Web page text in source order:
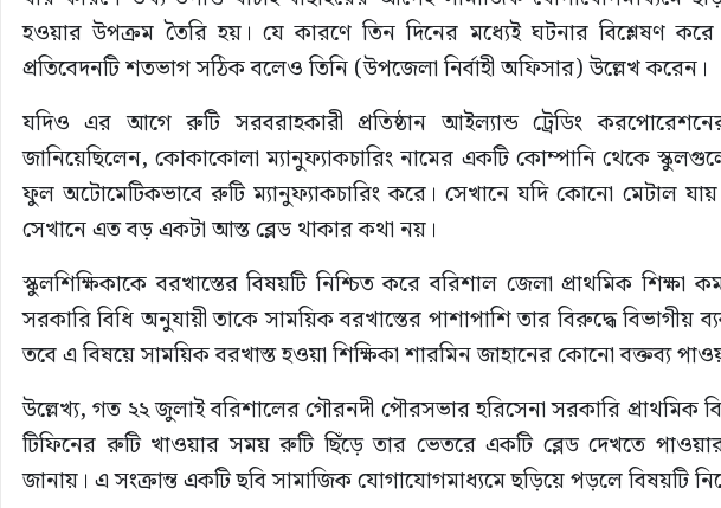
হওয়ার উপক্রম তৈরি হয়। যে কারণে তিন দিনের মধ্যেই ঘটনার বিশ্লেষণ করে
প্রতিবেদনটি শতভাগ সঠিক বলেও তিনি (উপজেলা নির্বাহী অফিসার) উল্লেখ করেন।
যদিও এর আগে রুটি সরবরাহকারী প্রতিষ্ঠান আইল্যান্ড ট্রেডিং
জানিয়েছিলেন, কোকাকোলা ম্যানুফ্যাকচারিং নামের একটি কোম্পানি থেকে
ফুল অটোমেটিকভাবে রুটি ম্যানুফ্যাকচারিং করে। সেখানে যদি কোনো মেটাল যায়
সেখানে এত বড় একটা আস্ত ব্লেড থাকার কথা নয়।
স্কুলশিক্ষিকাকে বরখাস্তের বিষয়টি নিশ্চিত করে বরিশাল জেলা প্রাথমিক শিক্ষা
সরকারি বিধি অনুযায়ী তাকে সাময়িক বরখাস্তের পাশাপাশি তার বিরুদ্ধে বিভাগীয়
তবে এ বিষয়ে সাময়িক বরখাস্ত হওয়া শিক্ষিকা শারমিন জাহানের কোনো বক্তব্য
উল্লেখ্য, গত ২২ জুলাই বরিশালের গৌরনদী পৌরসভার হরিসেনা সরকারি প্রাথমিক
টিফিনের রুটি খাওয়ার সময় রুটি ছিঁড়ে তার ভেতরে একটি ব্লেড দেখতে
জানায়। এ সংক্রান্ত একটি ছবি সামাজিক যোগাযোগমাধ্যমে ছড়িয়ে পড়লে বিষয়টি